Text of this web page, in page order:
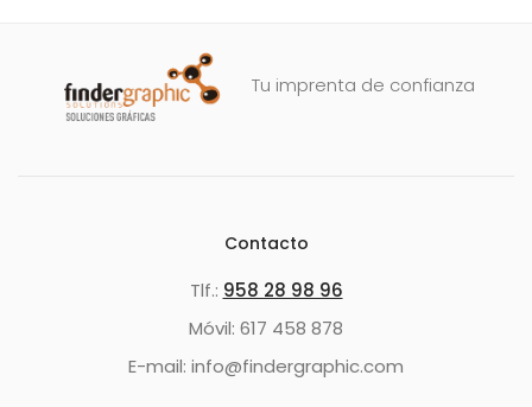
Tu imprenta de confianza
Contacto
Tlf.: 958 28 98 96
Móvil: 617 458 878
E-mail: info@findergraphic.com